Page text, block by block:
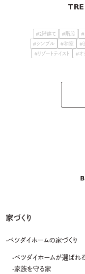
#2階建て #階段 #
#シンプル
#和室 #
#リゾートテイスト
#オ
家づくり
ベツダイホームの家づくり
ベツダイホームが選ばれ
家族を守る家